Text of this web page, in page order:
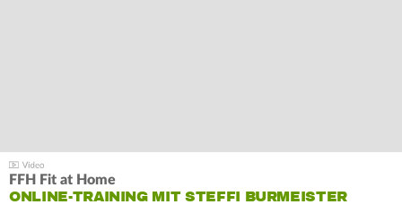
FFH Fit at Home
ONLINE-TRAINING MIT STEFFI BURMEISTER